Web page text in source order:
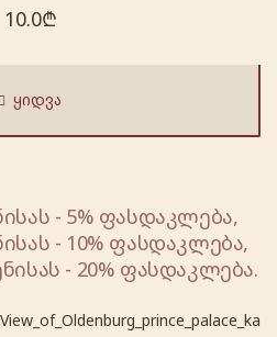
10.0₾
ᲧᲘᲓᲕᲐ
- 5% ფასდაკლება,
- 10% ფასდაკლება,
- 20% ფასდაკლება.